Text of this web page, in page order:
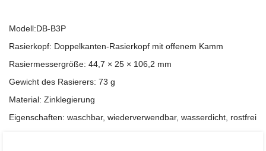
Modell:DB-B3P
Rasierkopf: Doppelkanten-Rasierkopf mit offenem Kamm
Rasiermessergröße: 44,7 × 25 × 106,2 mm
Gewicht des Rasierers: 73 g
Material: Zinklegierung
Eigenschaften: waschbar, wiederverwendbar, wasserdicht, rostfrei